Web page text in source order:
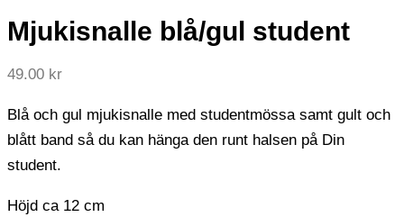
Mjukisnalle blå/gul student
49.00 kr
Blå och gul mjukisnalle med studentmössa samt gult och
blått band så du kan hänga den runt halsen på Din
student.
Höjd ca 12 cm